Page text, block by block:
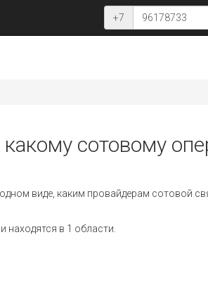
+7
сотовому
виде, каким провайдерам сотовой
в 1 области.